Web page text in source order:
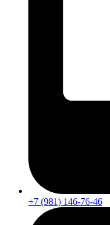
+7 (981) 146-76-46